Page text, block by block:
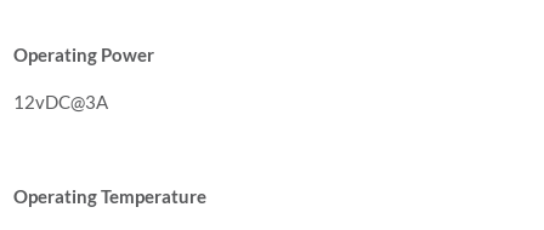
Operating Power
12vDC@3A
Operating Temperature